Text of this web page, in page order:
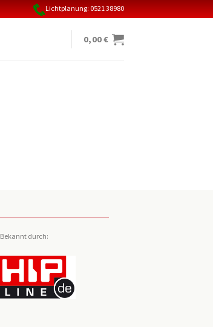
Lichtplanung: 0521 38980
0,00€
Bekannt durch: